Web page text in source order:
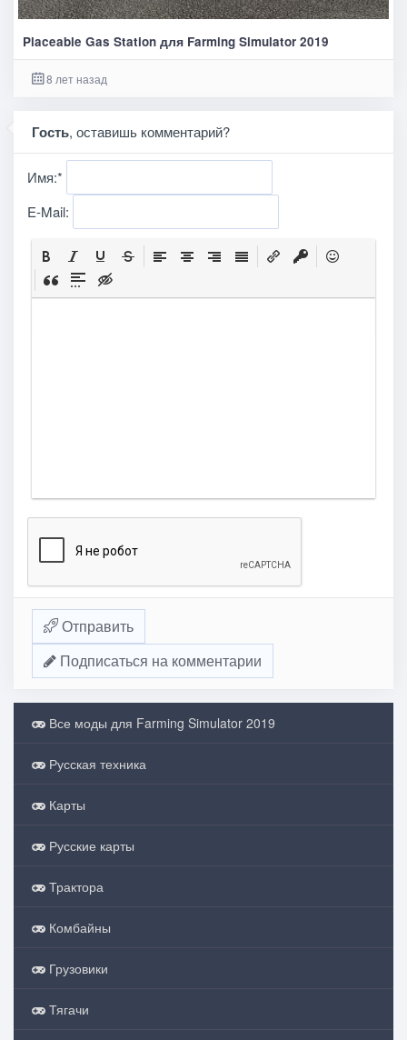
Placeable Gas Station для Farming Simulator 2019
8 лет назад
Гость, оставишь комментарий?
Имя:*
E-Mail:
Отправить
Подписаться на комментарии
Все моды для Farming Simulator 2019
Русская техника
Карты
Русские карты
Трактора
Комбайны
Грузовики
Тягачи